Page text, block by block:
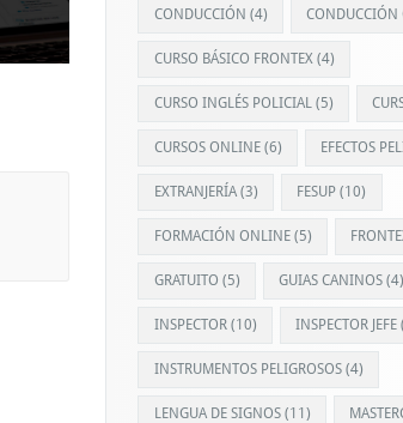
CONDUCCIÓN (4) CONDUCCIÓN
CURSO BÁSICO FRONTEX(4)
CURSO INGLÉS POLICIAL(5)
CURSOS ONLINE(6) EFECTOS
EXTRANJERÍA(3) FESUP (10)
FORMACIÓN ONLINE(5)
GRATUITO (5) GUIAS CANINOS (4)
INSPECTOR(10) INSPECTOR JEFE
INSTRUMENTOS PELIGROSOS(4)
LENGUA DE SIGNOS(11)